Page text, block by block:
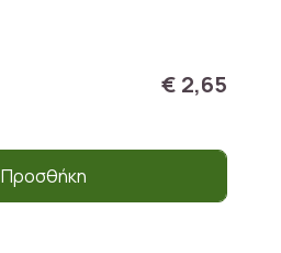
€ 2,65
Προσθήκη